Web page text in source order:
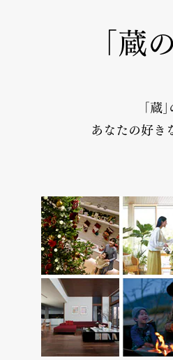
｢蔵
｢蔵
あなたの好き